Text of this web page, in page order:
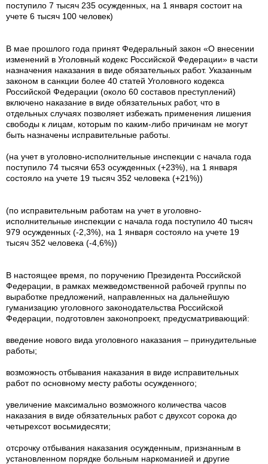
поступило 7 тысяч 235 осужденных, на 1 января состоит на
учете 6 тысяч 100 человек)
В мае прошлого года принят Федеральный закон «О внесении
изменений в Уголовный кодекс Российской Федерации» в части
назначения наказания в виде обязательных работ. Указанным
законом в санкции более 40 статей Уголовного кодекса
Российской Федерации (около 60 составов преступлений)
включено наказание в виде обязательных работ, что в
отдельных случаях позволяет избежать применения лишения
свободы к лицам, которым по каким-либо причинам не могут
быть назначены исправительные работы.
(на учет в уголовно-исполнительные инспекции с начала года
поступило 74 тысячи 653 осужденных (+23%), на 1 января
состояло на учете 19 тысяч 352 человека (+21%))
(по исправительным работам на учет в уголовно-
исполнительные инспекции с начала года поступило 40 тысяч
979 осужденных (-2,3%), на 1 января состояло на учете 19
тысяч 352 человека (-4,6%))
В настоящее время, по поручению Президента Российской
Федерации, в рамках межведомственной рабочей группы по
выработке предложений, направленных на дальнейшую
гуманизацию уголовного законодательства Российской
Федерации, подготовлен законопроект, предусматривающий:
введение нового вида уголовного наказания – принудительные
работы;
возможность отбывания наказания в виде исправительных
работ по основному месту работы осужденного;
увеличение максимально возможного количества часов
наказания в виде обязательных работ с двухсот сорока до
четырехсот восьмидесяти;
отсрочку отбывания наказания осужденным, признанным в
установленном порядке больным наркоманией и другие